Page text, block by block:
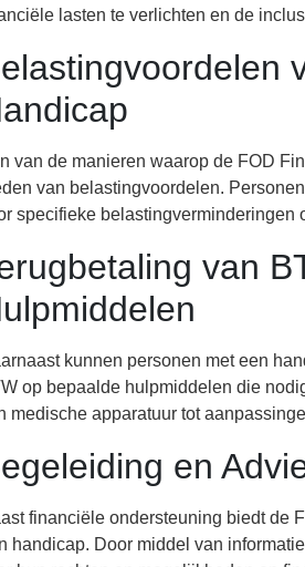
lasten te verlichten en de
van de manieren waarop de FOD
van belastingvoordelen.
specifieke belastingverminderingen
van
kunnen personen met een
op bepaalde hulpmiddelen die
medische apparatuur tot
en
financiële ondersteuning biedt de
handicap. Door middel van